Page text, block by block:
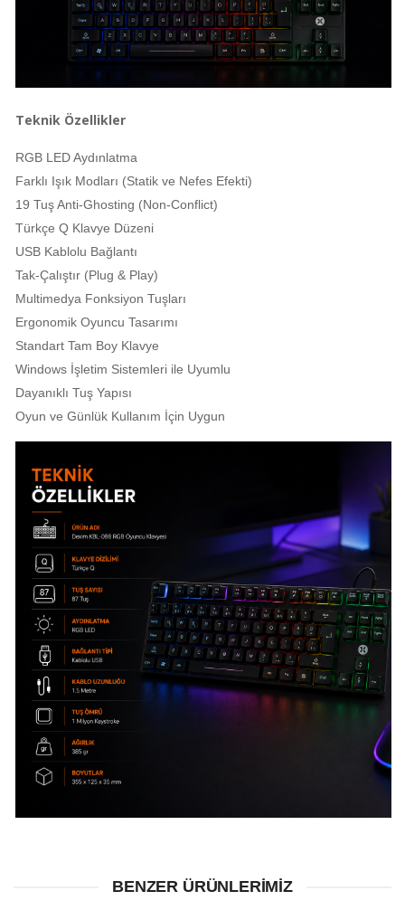
Teknik Özellikler
RGB LED Aydınlatma
Farklı Işık Modları (Statik ve Nefes Efekti)
19 Tuş Anti-Ghosting (Non-Conflict)
Türkçe Q Klavye Düzeni
USB Kablolu Bağlantı
Tak-Çalıştır (Plug & Play)
Multimedya Fonksiyon Tuşları
Ergonomik Oyuncu Tasarımı
Standart Tam Boy Klavye
Windows İşletim Sistemleri ile Uyumlu
Dayanıklı Tuş Yapısı
Oyun ve Günlük Kullanım İçin Uygun
BENZER ÜRÜNLERIMIZ